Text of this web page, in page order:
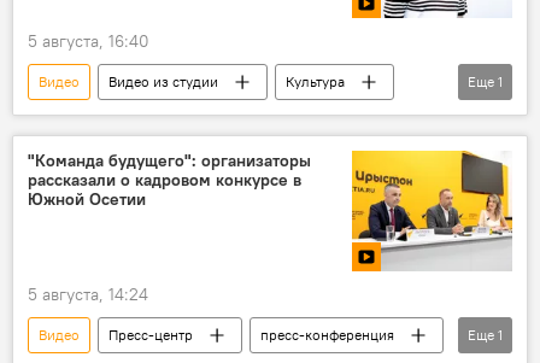
5 августа, 16:40
Видео Видео из студии
Культура
Южная Осетия
Еще 1
"Команда будущего": организаторы
рассказали о кадровом конкурсе в
Южной Осетии
5 августа, 14:24
Видео Пресс-центр
пресс-конференция
Еще 1